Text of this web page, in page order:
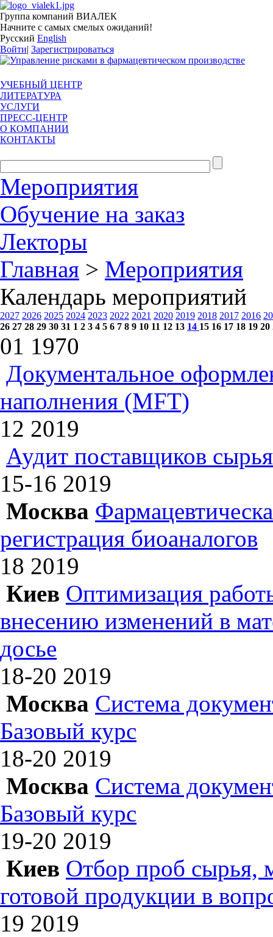
Группа компаний ВИАЛЕК
Начните с самых смелых ожиданий!
Русский English
Войти| Зарегистрироваться
УЧЕБНЫЙ ЦЕНТР
ЛИТЕРАТУРА
УСЛУГИ
ПРЕСС-ЦЕНТР
О КОМПАНИИ
КОНТАКТЫ
Мероприятия
Обучение на заказ
Лекторы
Главная > Мероприятия
Календарь мероприятий
2027 2026 2025 2024 2023 2022 2021 2020 2019 2018 2017 2016
26 27 28 29 30 31 1 2 3 4 5 6 7 8 9 10 11 12 13 14 15 16 17 18 19 20
01 1970
Документальное
наполнения (MFT)
12 2019
Аудит поставщиков
15-16 2019
Москва
регистрация биоаналогов
18 2019
Киев Оптимизация
внесению изменений в
досье
18-20 2019
Москва Система
Базовый курс
18-20 2019
Москва Система
Базовый курс
19-20 2019
Киев Отбор проб сырья,
готовой продукции в
19 2019